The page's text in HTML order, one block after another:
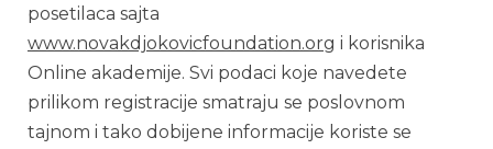
posetilaca sajta
www.novakdjokovicfoundation.org i korisnika
Online akademije. Svi podaci kоје navedete
prilikom registracije smatraju se poslovnom
tajnom i tako dobijene informacije koriste se